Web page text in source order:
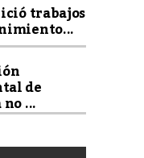
trabajos
de
...